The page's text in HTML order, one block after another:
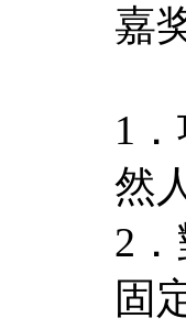
嘉
1
然
2
固